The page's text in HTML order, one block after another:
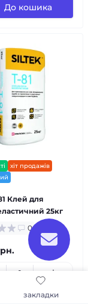
закладки
До кошика
хіт продажів
Клей для
25кг
0